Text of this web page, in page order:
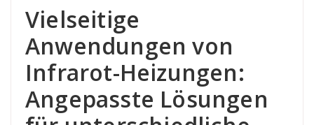
Vielseitige
Anwendungen von
Infrarot-Heizungen:
Angepasste Lösungen